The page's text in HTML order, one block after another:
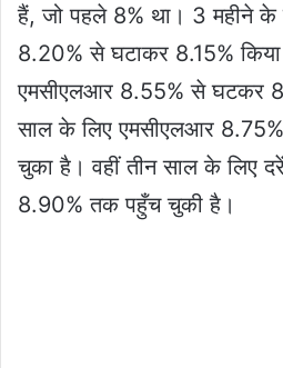
हैं, जो पहले 8% था। 3 महीने के
8.20% से घटाकर 8.15%
एमसीएलआर 8.55% से घटकर
साल के लिए एमसीएलआर
चुका है। वहीं तीन साल के लिए
8.90% तक पहुँच चुकी है।